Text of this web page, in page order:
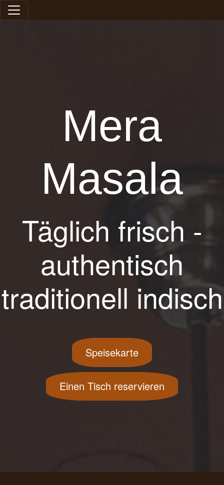
Mera
Masala
Täglich frisch -
authentisch
traditionell indisch
Speisekarte
Einen Tisch reservieren